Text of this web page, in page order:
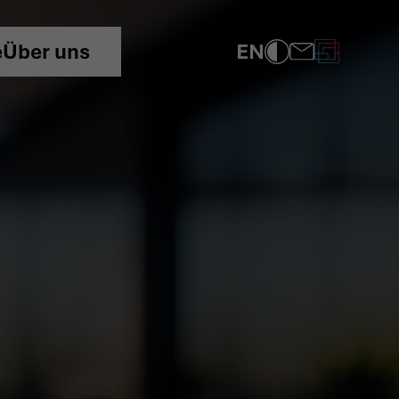
Über uns EN